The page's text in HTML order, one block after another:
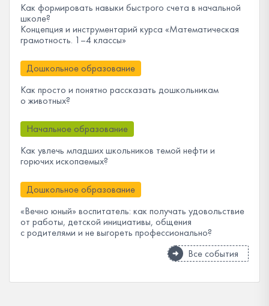
Как формировать навыки быстрого счета в начальной
школе?
Концепция и инструментарий курса «Математическая
грамотность. 1–4 классы»
Дошкольное образование
Как просто и понятно рассказать дошкольникам
о животных?
Начальное образование
Как увлечь младших школьников темой нефти и
горючих ископаемых?
Дошкольное образование
«Вечно юный» воспитатель: как получать удовольствие
от работы, детской инициативы, общения
с родителями и не выгореть профессионально?
Все события